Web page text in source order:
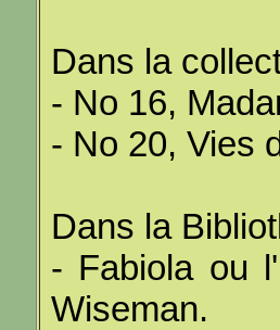
Dans la
- No 16,
- No 20, Vies
Dans la
- Fabiola ou
Wiseman.